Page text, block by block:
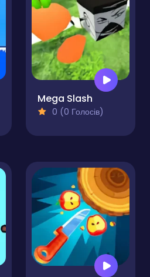
Mega Slash
0 (0 Голосів)